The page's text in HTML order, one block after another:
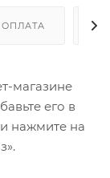
ОПЛАТА
магазине
его в
нажмите на